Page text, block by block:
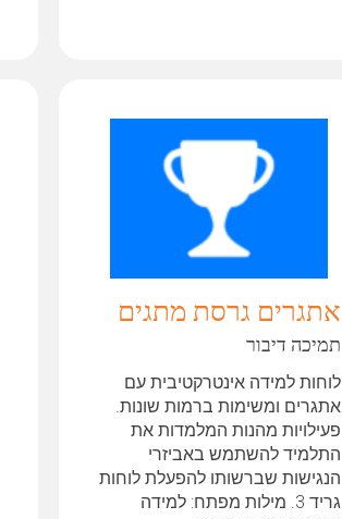
אתגרים גרסת מתגים
תמיכה דיבור
לוחות למידה אינטרקטיבית עם
אתגרים ומשימות ברמות שונות.
פעילויות מהנות המלמדות את
התלמיד להשתמש באביזרי
הנגישות שברשותו להפעלת לוחות
גריד 3. מילות מפתח: למידה